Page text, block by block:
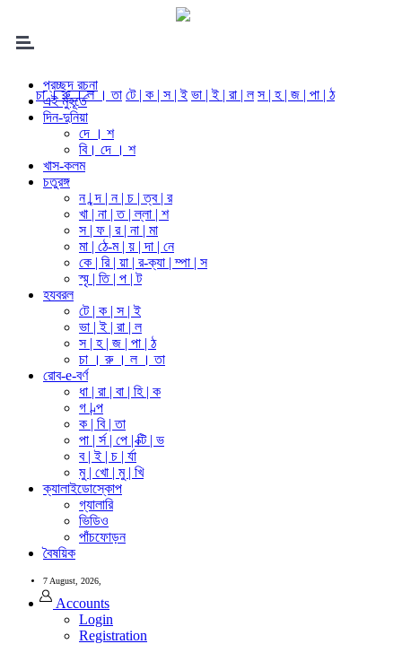
প্রচ্ছদ রচনা
এই মুহূর্তে
দিন-দুনিয়া
দে । শ
বি। দে । শ
খাস-কলম
চতুরঙ্গ
ন | ন্দ | ন | চ | ত্ব | র
খা | না | ত | ল্লা | শ
স | ফ | র | না | মা
মা | ঠে-ম | য় | দা | নে
কে | রি | য়া | র-ক্যা | ম্পা | স
স্মৃ | তি | প | ট
হযবরল
টে | ক | স | ই
ভা | ই | রা | ল
স | হ | জ | পা | ঠ
চা । রু । ল । তা
রোব-e-বর্ণ
ধা | রা | বা | হি | ক
গ | ল্প
ক | বি | তা
পা | র্স | পে | ক্টি | ভ
ব | ই | চ | র্যা
মু | খো | মু | খি
ক্যালাইডোস্কোপ
গ্যালারি
ভিডিও
পাঁচফোড়ন
বৈষয়িক
7 August, 2026,
Accounts
Login
Registration
চা । রু । ল । তা টে | ক | স | ই ভা | ই | রা | ল স | হ | জ | পা | ঠ